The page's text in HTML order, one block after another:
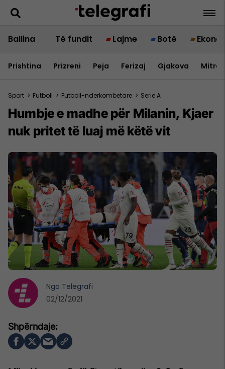
Ballina Të fundit Lajme Botë
Prishtina Prizreni Peja Ferizaj Gjakova
Sport > Futboll > Futboll-nderkombetare > Serie A
Humbje e madhe për Milanin, Kjaer
nuk pritet të luaj më këtë vit
Nga Telegrafi
02/12/2021